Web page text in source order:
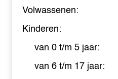
Volwassenen:
Kinderen:
van 0 t/m 5 jaar:
van 6 t/m 17 jaar: